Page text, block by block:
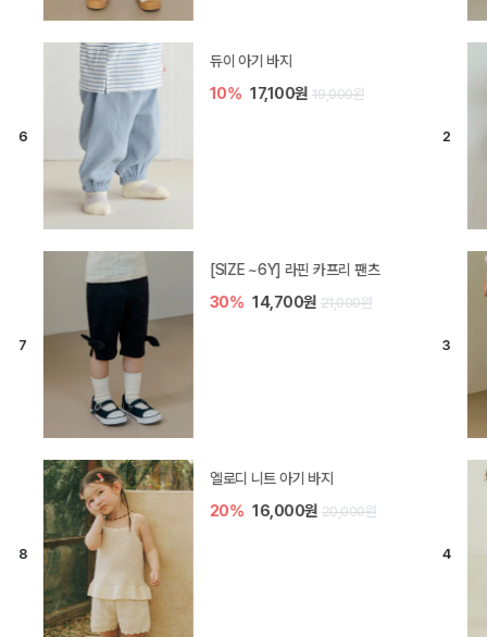
듀이 아기 바지
10% 17,100원 19,000원
[SIZE ~6Y] 라핀 카프리 팬츠
30% 14,700원 21,000원
엘로디 니트 아기 바지
20% 16,000원 20,000원